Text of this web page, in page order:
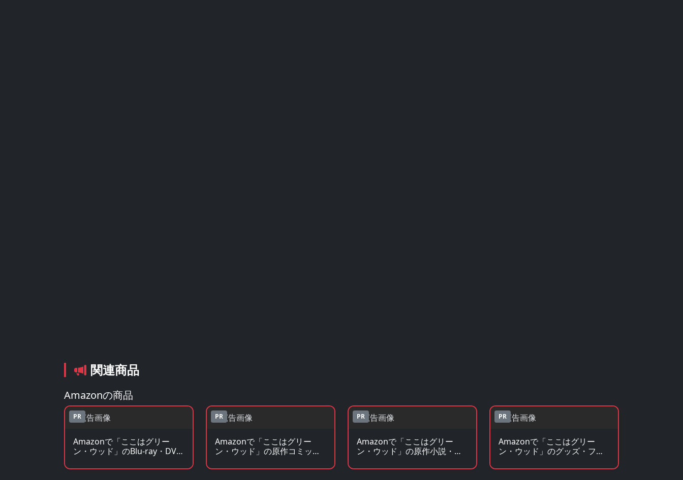
関連商品
Amazonの商品
PR
Amazonで「ここはグリー
ン・ウッド」のBlu-ray・DVD
PR
Amazonで「ここはグリー
ン・ウッド」の原作コミック
PR
Amazonで「ここはグリー
ン・ウッド」の原作小説・ラ
PR
Amazonで「ここはグリー
ン・ウッド」のグッズ・フィ